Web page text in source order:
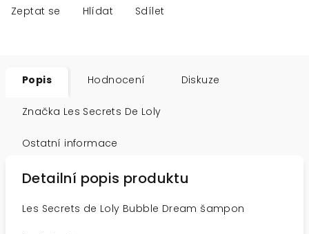
Zeptat se Hlídat Sdílet
Popis Hodnocení Diskuze
Značka Les Secrets De Loly
Ostatní informace
Detailní popis produktu
Les Secrets de Loly Bubble Dream šampon